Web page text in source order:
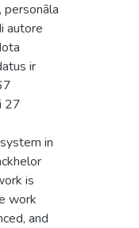
personāla
autore
ir
27
in
is
work
and